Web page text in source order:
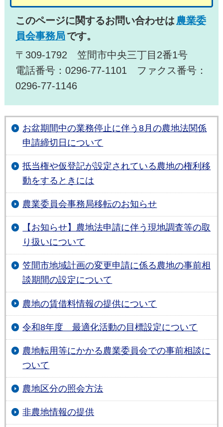
このページに関するお問い合わせは 農業委
員会事務局です。
〒309-1792 笠間市中央三丁目2番1号
電話番号：0296-77-1101 ファクス番号：
0296-77-1146
お盆期間中の業務停止に伴う8月の農地法関係
申請締切日について
抵当権や仮登記が設定されている農地の権利移
動をするときには
農業委員会事務局移転のお知らせ
【お知らせ】農地法申請に伴う現地調査等の取
り扱いについて
笠間市地域計画の変更申請に係る農地の事前相
談期間の設定について
農地の賃借料情報の提供について
令和8年度 最適化活動の目標設定について
農地転用等にかかる農業委員会での事前相談に
ついて
農地区分の照会方法
非農地情報の提供